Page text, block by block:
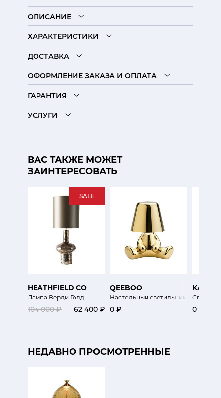
ОПИСАНИЕ
ХАРАКТЕРИСТИКИ
ДОСТАВКА
ОФОРМЛЕНИЕ ЗАКАЗА И ОПЛАТА
ГАРАНТИЯ
УСЛУГИ
ВАС ТАКЖЕ МОЖЕТ
ЗАИНТЕРЕСОВАТЬ
SALE
HEATHFIELD CO
Лампа Верди Голд
104 000 ₽ 62 400 ₽
QEEBOO
Настольный светильник Джо
0 ₽ 0 ₽
НЕДАВНО ПРОСМОТРЕННЫЕ